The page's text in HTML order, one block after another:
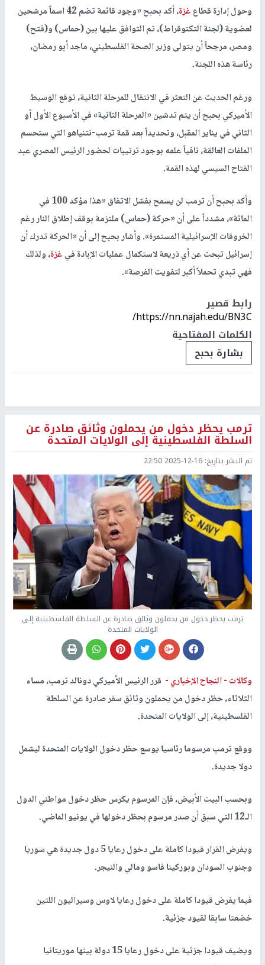
وحول إدارة قطاعغزة
، أكد بحبح «وجود قائمة تضم 42 اسماً مرشحين
لعضوية (لجنة التكنوقراط)، تم التوافق عليها بين (حماس) و(فتح)
ومصر، مرجحاً أن يتولى وزير الصحة الفلسطيني، ماجد أبو رمضان،
رئاسة هذه اللجنة.
ورغم الحديث عن التعثر في الانتقال للمرحلة الثانية، توقع الوسيط
الأميركي بحبح أن يتم تدشين «المرحلة الثانية» في الأسبوع الأول أو
الثاني في يناير المقبل، وتحديداً بعد قمة ترمب-نتنياهو التي ستحسم
الملفات العالقة، نافياً علمه بوجود ترتيبات لحضور الرئيس المصري عبد
الفتاح السيسي لهذه القمة.
وأكد بحبح أن ترمب لن يسمح بفشل الاتفاق «هذا مؤكد 100 في
المائة»، مشدداً على أن «حركة (حماس) ملتزمة بوقف إطلاق النار رغم
الخروقات الإسرائيلية المستمرة». وأشار بحبح إلى أن «الحركة تدرك أن
إسرائيل تبحث عن أي ذريعة لاستكمال عمليات الإبادة فيغزة، ولذلك
فهي تبدي تحملاً أكبر لتفويت الفرصة».
رابط قصير
https://nn.najah.edu/BN3C/
الكلمات المفتاحية
بشارة بحبح
ترمب يحظر دخول من يحملون وثائق صادرة عن
السلطة الفلسطينية إلى الولايات المتحدة
تم النشر بتاريخ: 2025-12-16 22:50
ترمب يحظر دخول من يحملون وثائق صادرة عن السلطة الفلسطينية إلى
الولايات المتحدة
وكالات -النجاح الإخباري - قرر الرئيس الأميركي دونالد ترمب، مساء
الثلاثاء، حظر دخول من يحملون وثائق سفر صادرة عن السلطة
الفلسطينية، إلى الولايات المتحدة.
ووقع ترمب مرسوما رئاسيا يوسع حظر دخول الولايات المتحدة ليشمل
دولا جديدة.
وبحسب البيت الأبيض، فإن المرسوم يكرس حظر دخول مواطني الدول
الـ12 التي سبق أن صدر مرسوم بحظر دخولها في يونيو الماضي.
ويفرض القرار قيودا كاملة على دخول رعايا 5 دول جديدة هي سوريا
وجنوب السودان وبوركينا فاسو ومالي والنيجر.
فيما يفرض قيودا كاملة على دخول رعايا لاوس وسيراليون اللتين
خضعتا سابقا لقيود جزئية.
ويضيف قيودا جزئية على دخول رعايا 15 دولة بينها موريتانيا